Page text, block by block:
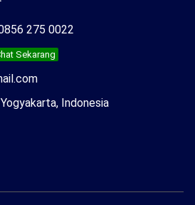
275 0022
Sekarang
Indonesia